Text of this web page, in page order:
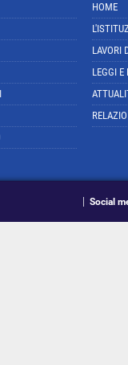
HOME
LAVORI
LEGGI E
Social